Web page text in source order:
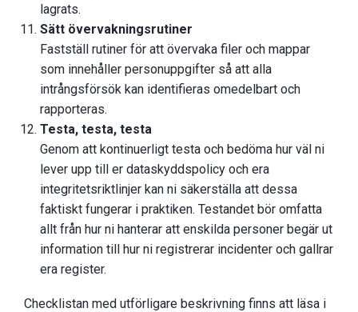
lagrats.
Sätt övervakningsrutiner
Fastställ rutiner för att övervaka filer och mappar
som innehåller personuppgifter så att alla
intrångsförsök kan identifieras omedelbart och
rapporteras.
Testa, testa, testa
Genom att kontinuerligt testa och bedöma hur väl ni
lever upp till er dataskyddspolicy och era
integritetsriktlinjer kan ni säkerställa att dessa
faktiskt fungerar i praktiken. Testandet bör omfatta
allt från hur ni hanterar att enskilda personer begär ut
information till hur ni registrerar incidenter och gallrar
era register.
Checklistan med utförligare beskrivning finns att läsa i